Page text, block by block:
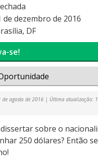
de dezembro de 2016
DF
se!
de agosto de 2016 | Última atualização:
sobre o
250 dólares? Então